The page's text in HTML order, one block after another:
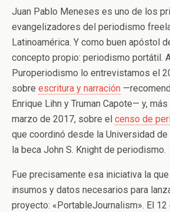
Juan Pablo Meneses es uno de los
evangelizadores del periodismo
Latinoamérica. Y como buen apóstol
concepto propio: periodismo portátil.
Puroperiodismo lo entrevistamos el
sobre escritura y narración
Enrique Lihn y Truman Capote— y,
marzo de 2017, sobre el censo de
que coordinó desde la Universidad
la beca John S. Knight de periodismo.
Fue precisamente esa iniciativa la
insumos y datos necesarios para
proyecto: «PortableJournalism». El